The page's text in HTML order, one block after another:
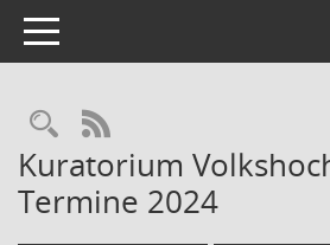
Toggle navigation
Rechercheauswahl
RSS-Feed
Kuratorium
Termine 2024